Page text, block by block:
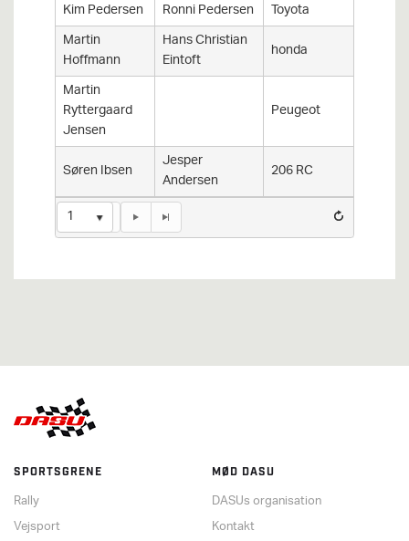
Kim Pedersen
Ronni Pedersen Toyota
Martin
Hoffmann
Hans Christian
Eintoft honda
Martin
Ryttergaard
Jensen
Peugeot
Søren Ibsen Jesper
Andersen
206 RC
1
SPORTSGRENE
Rally
Vejsport
MØD DASU
DASUs organisation
Kontakt